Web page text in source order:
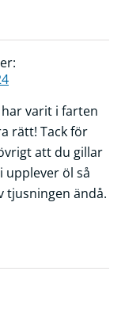
varit i farten
rätt! Tack för
att du gillar
upplever öl så
tjusningen ändå.